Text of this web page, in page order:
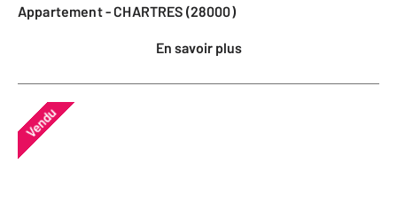
Appartement - CHARTRES (28000)
En savoir plus
Vendu